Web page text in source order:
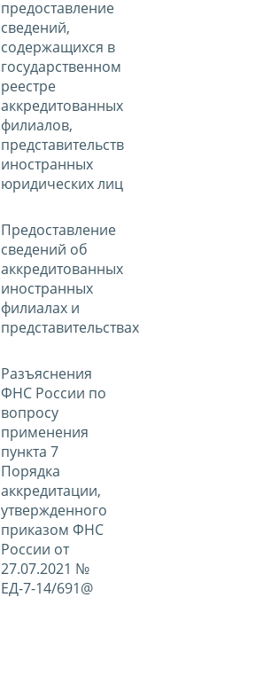
предоставление
сведений,
содержащихся в
государственном
реестре
аккредитованных
филиалов,
представительств
иностранных
юридических лиц
Предоставление
сведений об
аккредитованных
иностранных
филиалах и
представительствах
Разъяснения
ФНС России по
вопросу
применения
пункта 7
Порядка
аккредитации,
утвержденного
приказом ФНС
России от
27.07.2021 №
ЕД-7-14/691@